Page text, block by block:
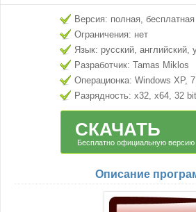
Версия: полная, бесплатная
Ограничения: нет
Язык: русский, английский,
Разработчик: Tamas Miklos
Операционка: Windows XP,
Разрядность: x32, x64, 32
СКАЧАТЬ
Бесплатно официальную версию
Описание